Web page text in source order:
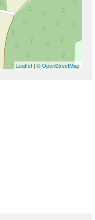
Leaflet | ©OpenStreetMap